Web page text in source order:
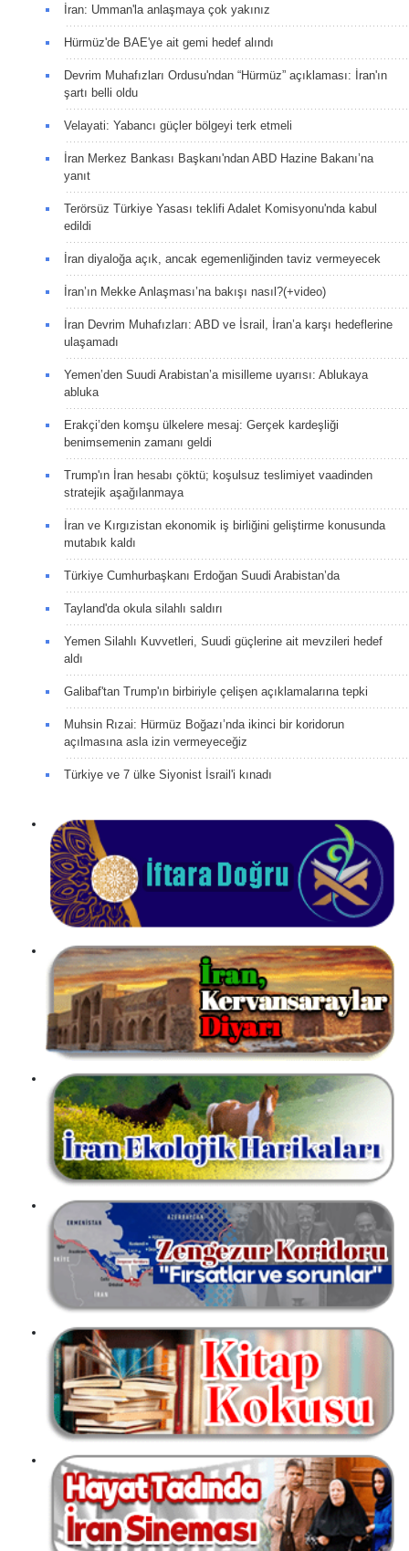
İran: Umman'la anlaşmaya çok yakınız
Hürmüz'de BAE'ye ait gemi hedef alındı
Devrim Muhafızları Ordusu'ndan “Hürmüz” açıklaması: İran'ın
şartı belli oldu
Velayati: Yabancı güçler bölgeyi terk etmeli
İran Merkez Bankası Başkanı'ndan ABD Hazine Bakanı’na
yanıt
Terörsüz Türkiye Yasası teklifi Adalet Komisyonu'nda kabul
edildi
İran diyaloğa açık, ancak egemenliğinden taviz vermeyecek
İran’ın Mekke Anlaşması’na bakışı nasıl?(+video)
İran Devrim Muhafızları: ABD ve İsrail, İran’a karşı hedeflerine
ulaşamadı
Yemen’den Suudi Arabistan’a misilleme uyarısı: Ablukaya
abluka
Erakçi’den komşu ülkelere mesaj: Gerçek kardeşliği
benimsemenin zamanı geldi
Trump'ın İran hesabı çöktü; koşulsuz teslimiyet vaadinden
stratejik aşağılanmaya
İran ve Kırgızistan ekonomik iş birliğini geliştirme konusunda
mutabık kaldı
Türkiye Cumhurbaşkanı Erdoğan Suudi Arabistan’da
Tayland'da okula silahlı saldırı
Yemen Silahlı Kuvvetleri, Suudi güçlerine ait mevzileri hedef
aldı
Galibaf'tan Trump'ın birbiriyle çelişen açıklamalarına tepki
Muhsin Rızai: Hürmüz Boğazı’nda ikinci bir koridorun
açılmasına asla izin vermeyeceğiz
Türkiye ve 7 ülke Siyonist İsrail'i kınadı